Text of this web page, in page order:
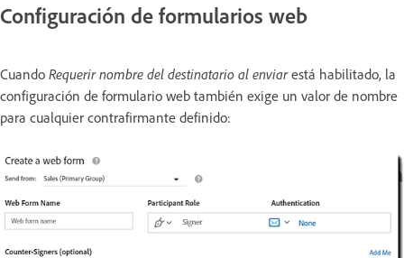
Configuración de formularios web
Cuando Requerir nombre del destinatario al enviarestá habilitado, la
configuración de formulario web también exige un valor de nombre
para cualquier contrafirmante definido: